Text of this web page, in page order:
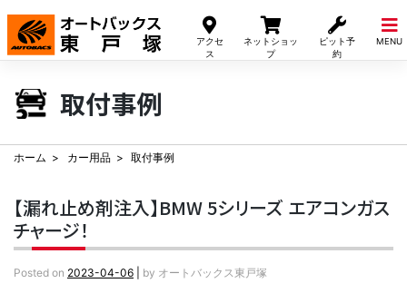
アクセ
ス
ネットショッ
プ
ピット予
約
MENU
Skip
content
取付事例
ホーム カー用品 取付事例
【漏れ止め剤注入】BMW 5シリーズ エアコンガス
チャージ！
Posted on 2023-04-06 by オートバックス東戸塚